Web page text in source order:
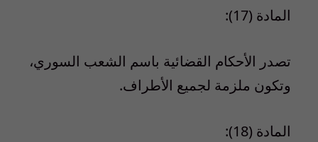
المادة (17):
تصدر الأحكام القضائية باسم الشعب السوري،
وتكون ملزمة لجميع الأطراف.
المادة (18):